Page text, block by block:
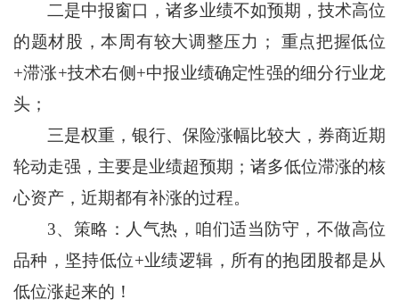
二是中报窗口，诸多业绩不如预期，技术高位
的题材股，本周有较大调整压力； 重点把握低位
+滞涨+技术右侧+中报业绩确定性强的细分行业龙
头；
三是权重，银行、保险涨幅比较大，券商近期
轮动走强，主要是业绩超预期；诸多低位滞涨的核
心资产，近期都有补涨的过程。
3、策略：人气热，咱们适当防守，不做高位
品种，坚持低位+业绩逻辑，所有的抱团股都是从
低位涨起来的！